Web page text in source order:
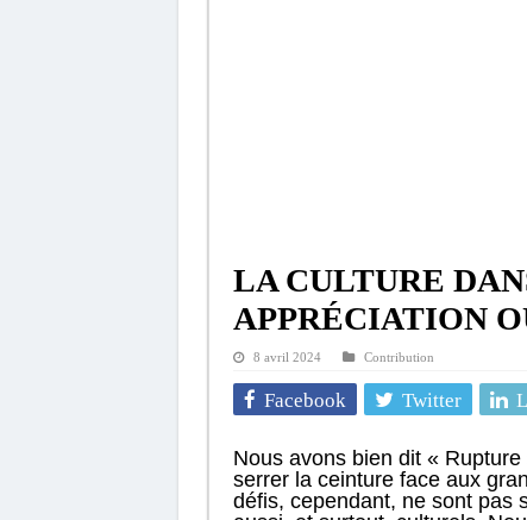
LA CULTURE
APPRÉCIATION
8 avril 2024 Contribution
Facebook Twitter
Nous avons bien dit «
serrer la ceinture face aux
défis, cependant, ne sont pas